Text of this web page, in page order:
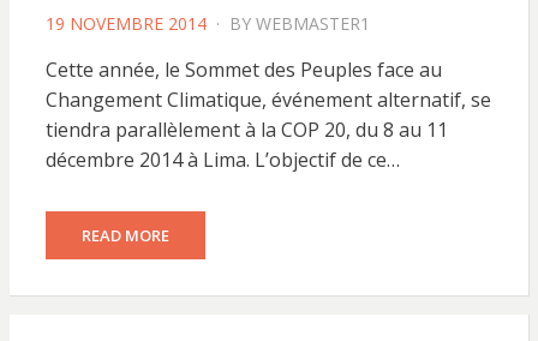
POSTED
19 NOVEMBRE 2014 BY WEBMASTER1
Cette année, le Sommet des Peuples face au
Changement Climatique, événement alternatif, se
tiendra parallèlement à la COP 20, du 8 au 11
décembre 2014 à Lima. L’objectif de ce…
READ MORE